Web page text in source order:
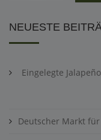
NEUESTE
Eingelegte
Deutscher Markt für